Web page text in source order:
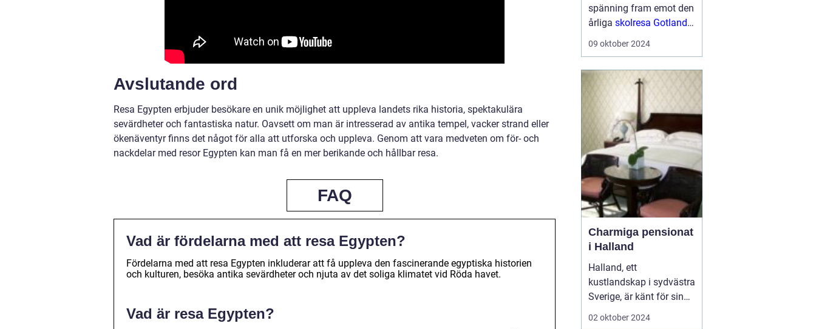
Avslutande ord
Resa Egypten erbjuder besökare en unik möjlighet att uppleva landets rika historia, spektakulära
sevärdheter och fantastiska natur. Oavsett om man är intresserad av antika tempel, vacker strand eller
ökenäventyr finns det något för alla att utforska och uppleva. Genom att vara medveten om för- och
nackdelar med resor Egypten kan man få en mer berikande och hållbar resa.
FAQ
Vad är fördelarna med att resa Egypten?
Fördelarna med att resa Egypten inkluderar att få uppleva den fascinerande egyptiska historien
och kulturen, besöka antika sevärdheter och njuta av det soliga klimatet vid Röda havet.
Vad är resa Egypten?
spänning fram emot den
årliga skolresa Gotland
en välbehövlig paus
och ...
09 oktober 2024
Charmiga pensionat
i Halland
Halland, ett
kustlandskap i sydvästra
Sverige, är känt för sin
vackra natur, långa
02 oktober 2024